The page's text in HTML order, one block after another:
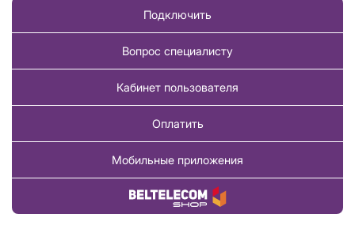
Подключить
Вопрос специалисту
Кабинет пользователя
Оплатить
Мобильные приложения
Купить товар